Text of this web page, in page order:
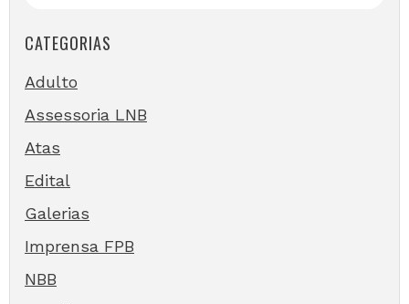
CATEGORIAS
Adulto
Assessoria LNB
Atas
Edital
Galerias
Imprensa FPB
NBB